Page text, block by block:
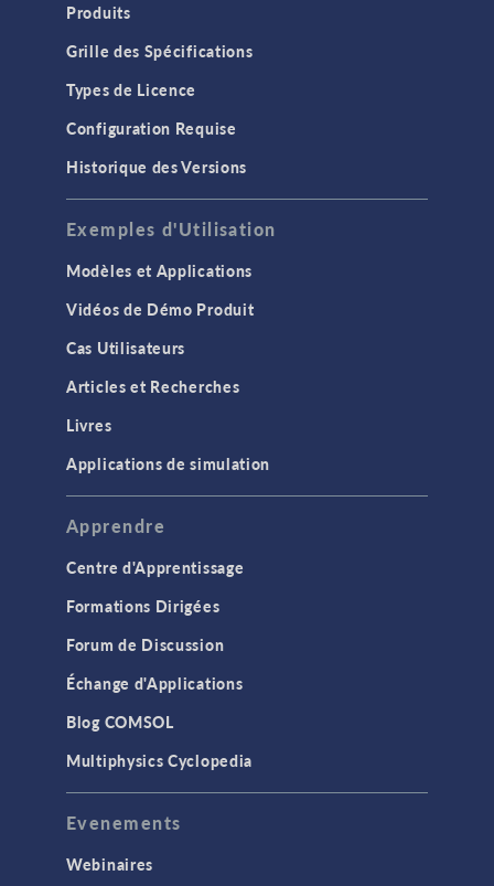
Produits
Grille des Spécifications
Types de Licence
Configuration Requise
Historique des Versions
Exemples d'Utilisation
Modèles et Applications
Vidéos de Démo Produit
Cas Utilisateurs
Articles et Recherches
Livres
Applications de simulation
Apprendre
Centre d'Apprentissage
Formations Dirigées
Forum de Discussion
Échange d'Applications
Blog COMSOL
Multiphysics Cyclopedia
Evenements
Webinaires